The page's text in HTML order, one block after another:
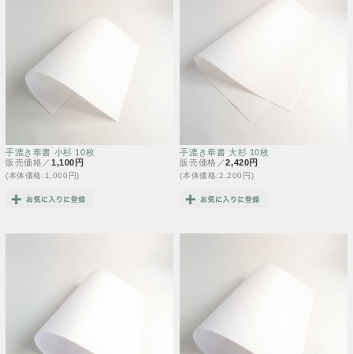
手漉き奉書 小杉 10枚
販売価格／1,100円
(本体価格:1,000円)
手漉き奉書 大杉 10枚
販売価格／2,420円
(本体価格:2,200円)